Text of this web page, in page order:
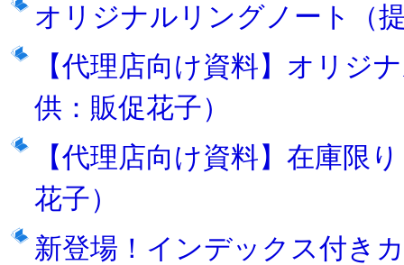
オリジナルリングノート（
【代理店向け資料】オリジ
供：販促花子）
【代理店向け資料】在庫限
花子）
新登場！インデックス付き